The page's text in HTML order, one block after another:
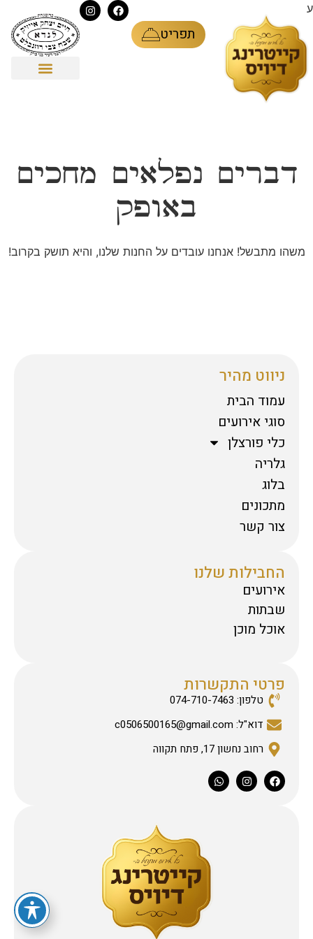
ע
תפריט
דברים נפלאים מחכים
באופק
משהו מתבשל! אנחנו עובדים על החנות שלנו, והיא תושק בקרוב!
ניווט מהיר
עמוד הבית
סוגי אירועים
כלי פורצלן
גלריה
בלוג
מתכונים
צור קשר
החבילות שלנו
אירועים
שבתות
אוכל מוכן
פרטי התקשרות
טלפון: 074-710-7463
דוא"ל: c0506500165@gmail.com
רחוב נחשון 17, פתח תקווה